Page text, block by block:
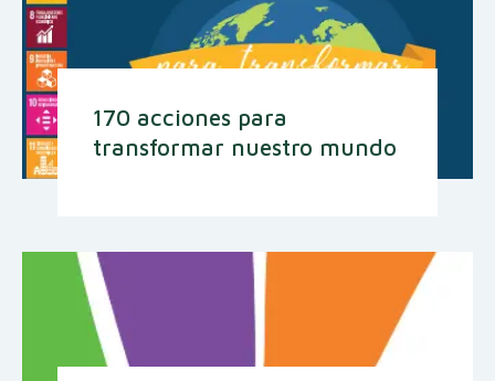
170 acciones para
transformar nuestro mundo